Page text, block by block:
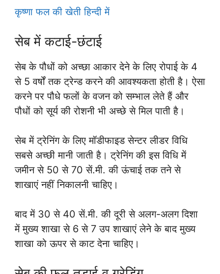
कृष्णा फल की खेती हिन्दी में
सेब में कटाई-छंटाई
सेब के पौधों को अच्छा आकार देने के लिए रोपाई के 4
से 5 वर्षों तक ट्रेन्ड करने की आवश्यकता होती है। ऐसा
करने पर पौधे फलों के वजन को सम्भाल लेते हैं और
पौधों को सूर्य की रोशनी भी अच्छे से मिल पाती है।
सेब में ट्रेनिंग के लिए मॉडीफाइड सेन्टर लीडर विधि
सबसे अच्छी मानी जाती है। ट्रेनिंग की इस विधि में
जमीन से 50 से 70 सें.मी. की ऊंचाई तक तने से
शाखाएं नहीं निकालनी चाहिए।
बाद में 30 से 40 सें.मी. की दूरी से अलग-अलग दिशा
में मुख्य शाखा से 6 से 7 उप शाखाएं लेने के बाद मुख्य
शाखा को ऊपर से काट देना चाहिए।